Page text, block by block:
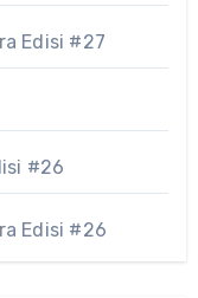
Edisi #27
#26
Edisi #26